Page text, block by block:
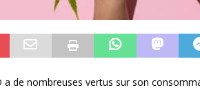
de nombreuses vertus sur son